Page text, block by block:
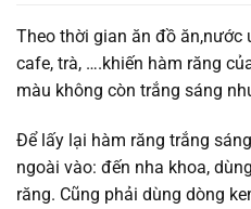
Theo thời gian ăn đồ
cafe, trà, ….khiến hàm răng
màu không còn trắng sáng
Để lấy lại hàm răng trắng
ngoài vào: đến nha khoa,
răng. Cũng phải dùng dòng